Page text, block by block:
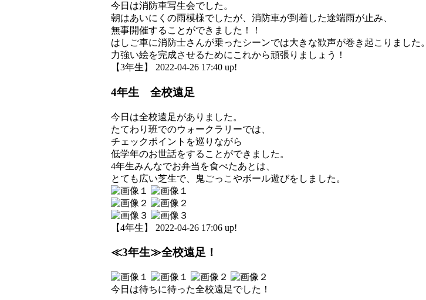
今日は消防車写生会でした。
朝はあいにくの雨模様でしたが、消防車が到着した途端雨が止み、
無事開催することができました！！
はしご車に消防士さんが乗ったシーンでは大きな歓声が巻き起こりました。
力強い絵を完成させるためにこれから頑張りましょう！
【3年生】 2022-04-26 17:40 up!
4年生 全校遠足
今日は全校遠足がありました。
たてわり班でのウォークラリーでは、
チェックポイントを巡りながら
低学年のお世話をすることができました。
4年生みんなでお弁当を食べたあとは、
とても広い芝生で、鬼ごっこやボール遊びをしました。
【4年生】 2022-04-26 17:06 up!
≪3年生≫全校遠足！
今日は待ちに待った全校遠足でした！